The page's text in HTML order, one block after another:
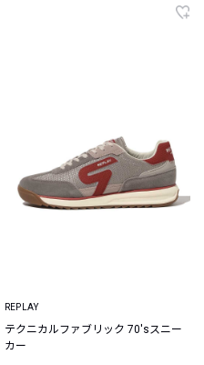
REPLAY
テクニカルファブリック 70'sスニー
カー